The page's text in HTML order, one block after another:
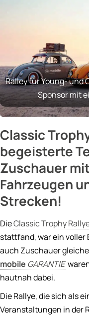
Ralley für Young- und
Sponsor mit
Classic
begeisterte
Zuschauer
Fahrzeugen
Strecken!
DieClassic Trophy
stattfand, war ein voller
auch Zuschauer
mobile GARANTIE
hautnah dabei.
Die Rallye, die sich als
Veranstaltungen in der